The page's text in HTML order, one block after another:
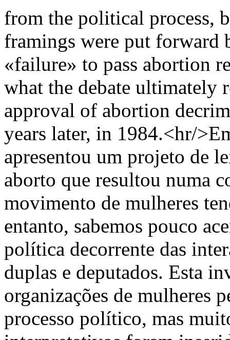
from the political process,
framings were put
«failure» to pass abortion
what the debate ultimately
approval of abortion
years later, in 1984.<hr/
apresentou um projeto de
aborto que resultou numa
movimento de mulheres
entanto, sabemos pouco
política decorrente das
duplas e deputados. Esta
organizações de mulheres
processo político, mas